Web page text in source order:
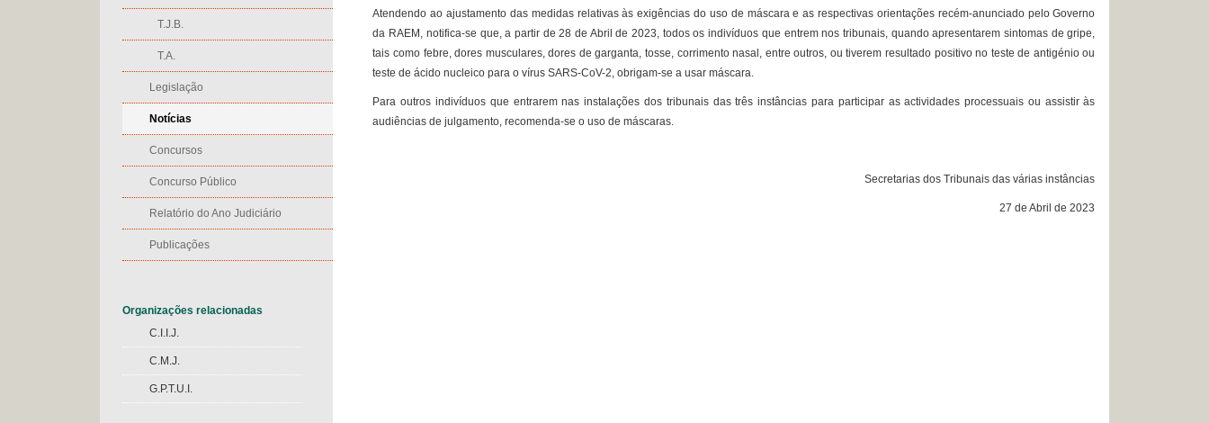
Organizações relacionadas
C.I.I.J.
C.M.J.
G.P.T.U.I.
T.J.B.
T.A.
Legislação
Notícias
Concursos
Concurso Público
Relatório do Ano Judiciário
Publicações
Atendendo ao ajustamento das medidas relativas às exigências do uso de máscara e as respectivas orientações recém-anunciado pelo Governo
da RAEM, notifica-se que, a partir de 28 de Abril de 2023, todos os indivíduos que entrem nos tribunais, quando apresentarem sintomas de gripe,
tais como febre, dores musculares, dores de garganta, tosse, corrimento nasal, entre outros, ou tiverem resultado positivo no teste de antigénio ou
teste de ácido nucleico para o vírus SARS-CoV-2, obrigam-se a usar máscara.
Para outros indivíduos que entrarem nas instalações dos tribunais das três instâncias para participar as actividades processuais ou assistir às
audiências de julgamento, recomenda-se o uso de máscaras.
Secretarias dos Tribunais das várias instâncias
27 de Abril de 2023